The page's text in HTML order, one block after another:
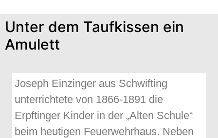
Unter dem Taufkissen ein
Amulett
Joseph Einzinger aus Schwifting
unterrichtete von 1866-1891 die
Erpftinger Kinder in der „Alten Schule“
beim heutigen Feuerwehrhaus. Neben